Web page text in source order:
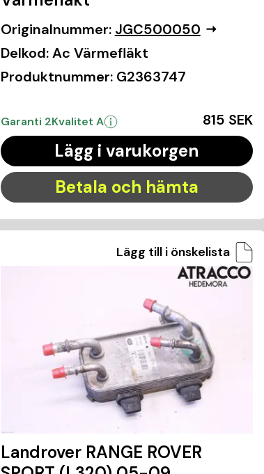
Originalnummer: JGC500050
Delkod: Ac Värmefläkt
Produktnummer: G2363747
Garanti 2Kvalitet A 815 SEK
Lägg i varukorgen
Betala och hämta
Lägg till i önskelista
Landrover RANGE ROVER